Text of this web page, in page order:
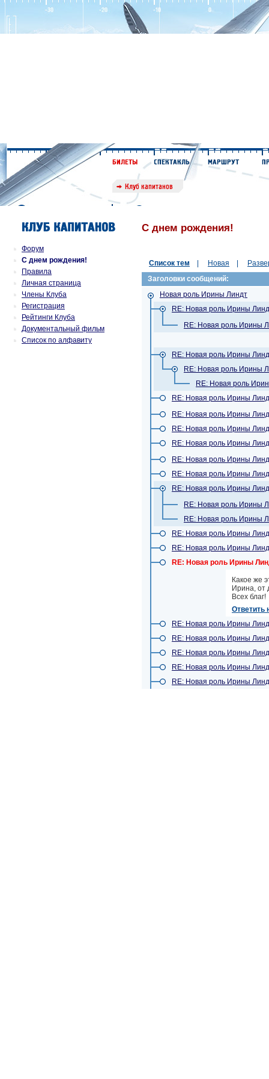
Форум
С днем рождения!
Правила
Личная страница
Члены Клуба
Регистрация
Рейтинги Клуба
Документальный фильм
Список по алфавиту
С днем рождения!
Список тем Новая
Заголовки сообщений:
Новая роль Ирины Линдт
RE: Новая роль Ирины
RE: Новая роль Ирины
RE: Новая роль Ирины
RE: Новая роль Ирины
RE: Новая роль
RE: Новая роль Ирины
RE: Новая роль Ирины
RE: Новая роль Ирины
RE: Новая роль Ирины
RE: Новая роль Ирины
RE: Новая роль Ирины
RE: Новая роль Ирины
RE: Новая роль Ирины
RE: Новая роль Ирины
RE: Новая роль Ирины
RE: Новая роль Ирины
RE: Новая роль Ирины
Какое же
Ирина, от
Всех благ!
Ответить
RE: Новая роль Ирины
RE: Новая роль Ирины
RE: Новая роль Ирины
RE: Новая роль Ирины
RE: Новая роль Ирины